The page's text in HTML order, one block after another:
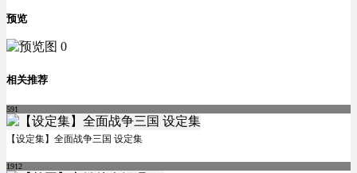
预览
相关推荐
591
【设定集】全面战争三国 设定集
1912